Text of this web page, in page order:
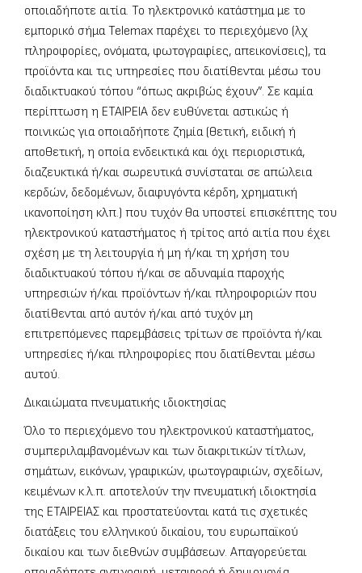
οποιαδήποτε αιτία. Το ηλεκτρονικό κατάστημα με το
εμπορικό σήμα Telemax παρέχει το περιεχόμενο (λχ
πληροφορίες, ονόματα, φωτογραφίες, απεικονίσεις), τα
προϊόντα και τις υπηρεσίες που διατίθενται μέσω του
διαδικτυακού τόπου “όπως ακριβώς έχουν”. Σε καμία
περίπτωση η ΕΤΑΙΡΕΙΑ δεν ευθύνεται αστικώς ή
ποινικώς για οποιαδήποτε ζημία (θετική, ειδική ή
αποθετική, η οποία ενδεικτικά και όχι περιοριστικά,
διαζευκτικά ή/και σωρευτικά συνίσταται σε απώλεια
κερδών, δεδομένων, διαφυγόντα κέρδη, χρηματική
ικανοποίηση κλπ.) που τυχόν θα υποστεί επισκέπτης του
ηλεκτρονικού καταστήματος ή τρίτος από αιτία που έχει
σχέση με τη λειτουργία ή μη ή/και τη χρήση του
διαδικτυακού τόπου ή/και σε αδυναμία παροχής
υπηρεσιών ή/και προϊόντων ή/και πληροφοριών που
διατίθενται από αυτόν ή/και από τυχόν μη
επιτρεπόμενες παρεμβάσεις τρίτων σε προϊόντα ή/και
υπηρεσίες ή/και πληροφορίες που διατίθενται μέσω
αυτού.
Δικαιώματα πνευματικής ιδιοκτησίας
Όλο το περιεχόμενο του ηλεκτρονικού καταστήματος,
συμπεριλαμβανομένων και των διακριτικών τίτλων,
σημάτων, εικόνων, γραφικών, φωτογραφιών, σχεδίων,
κειμένων κ.λ.π. αποτελούν την πνευματική ιδιοκτησία
της ΕΤΑΙΡΕΙΑΣ και προστατεύονται κατά τις σχετικές
διατάξεις του ελληνικού δικαίου, του ευρωπαϊκού
δικαίου και των διεθνών συμβάσεων. Απαγορεύεται